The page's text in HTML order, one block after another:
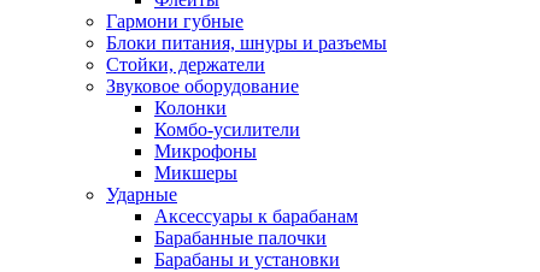
Гармони губные
Блоки питания, шнуры и разъемы
Стойки, держатели
Звуковое оборудование
Колонки
Комбо-усилители
Микрофоны
Микшеры
Ударные
Аксессуары к барабанам
Барабанные палочки
Барабаны и установки